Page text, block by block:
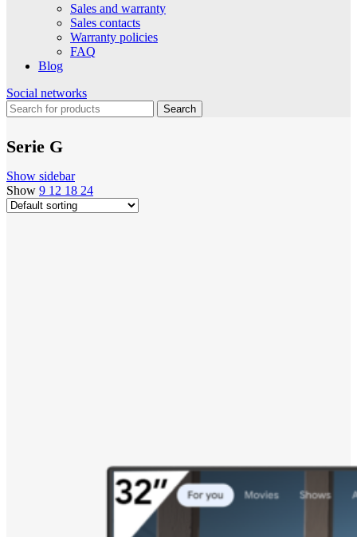
Sales and warranty
Sales contacts
Warranty policies
FAQ
Blog
Social networks
Search
Serie G
Show sidebar
Show 9 12 18 24